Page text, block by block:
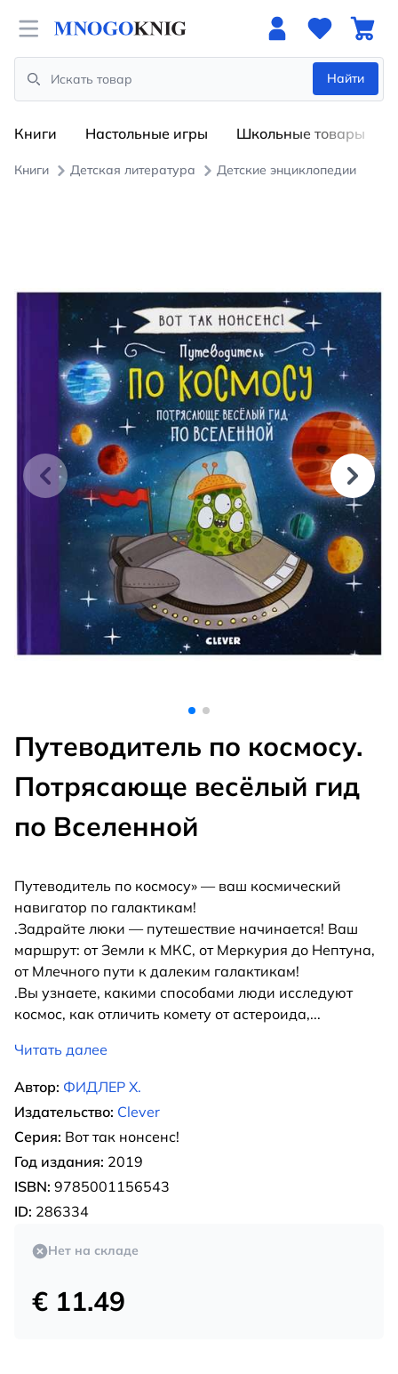
Open menu
Search
Найти
Книги Настольные игры Школьные товары
Книги Детская литература Детские энциклопедии
Путеводитель по космосу.
Потрясающе весёлый гид
по Вселенной
Путеводитель по космосу» — ваш космический
навигатор по галактикам!
.Задрайте люки — путешествие начинается! Ваш
маршрут: от Земли к МКС, от Меркурия до Нептуна,
от Млечного пути к далеким галактикам!
.Вы узнаете, какими способами люди исследуют
космос, как отличить комету от астероида,...
Читать далее
Автор: ФИДЛЕР Х.
Издательство: Clever
Серия: Вот так нонсенс!
Год издания: 2019
ISBN: 9785001156543
ID: 286334
Нет на складе
€ 11.49